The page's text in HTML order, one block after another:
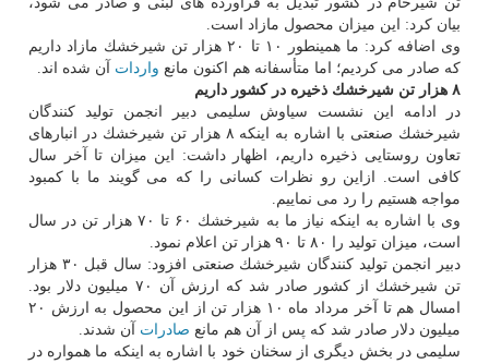
بیان كرد: این میزان محصول مازاد است.
وی اضافه كرد: ما همینطور ۱۰ تا ۲۰ هزار تن شیرخشك مازاد داریم
كه صادر می كردیم؛ اما متأسفانه هم اكنون مانع واردات آن شده اند.
۸ هزار تن شیرخشك ذخیره در كشور داریم
در ادامه این نشست سیاوش سلیمی دبیر انجمن تولید كنندگان
شیرخشك صنعتی با اشاره به اینكه ۸ هزار تن شیرخشك در انبارهای
تعاون روستایی ذخیره داریم، اظهار داشت: این میزان تا آخر سال
كافی است. ازاین رو نظرات كسانی را كه می گویند ما با كمبود
مواجه هستیم را رد می نماییم.
وی با اشاره به اینكه نیاز ما به شیرخشك ۶۰ تا ۷۰ هزار تن در سال
است، میزان تولید را ۸۰ تا ۹۰ هزار تن اعلام نمود.
دبیر انجمن تولید كنندگان شیرخشك صنعتی افزود: سال قبل ۳۰ هزار
تن شیرخشك از كشور صادر شد كه ارزش آن ۷۰ میلیون دلار بود.
امسال هم تا آخر مرداد ماه ۱۰ هزار تن از این محصول به ارزش ۲۰
میلیون دلار صادر شد كه پس از آن هم مانع صادرات آن شدند.
سلیمی در بخش دیگری از سخنان خود با اشاره به اینكه ما همواره در